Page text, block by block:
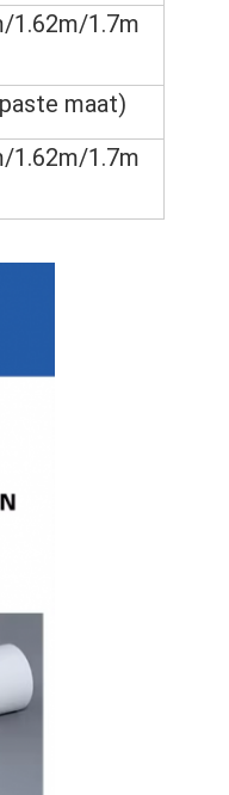
1.62m/1.7m
maat)
1.62m/1.7m